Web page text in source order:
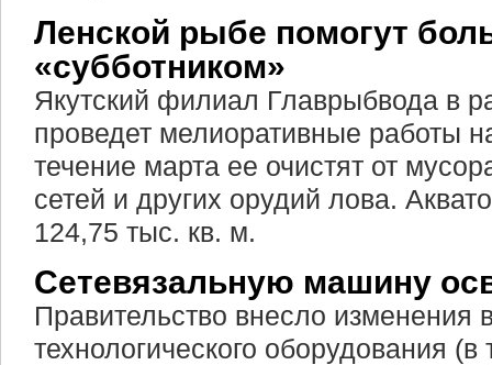
Ленской рыбе помогут
«субботником»
Якутский филиал Главрыбвода в
проведет мелиоративные работы
течение марта ее очистят от
сетей и других орудий лова.
124,75 тыс. кв. м.
Сетевязальную машину
Правительство внесло изменения
технологического оборудования (в